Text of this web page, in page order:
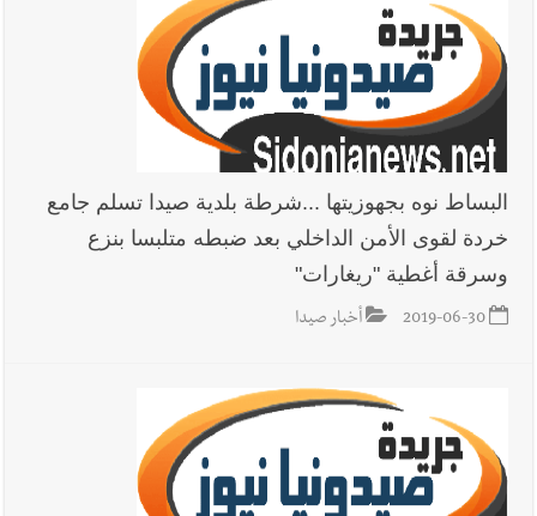
البساط نوه بجهوزيتها ...شرطة بلدية صيدا تسلم جامع
خردة لقوى الأمن الداخلي بعد ضبطه متلبسا بنزع
وسرقة أغطية "ريغارات"
2019-06-30 أخبار صيدا